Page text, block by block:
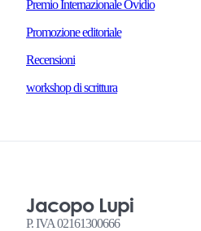
Premio Internazionale Ovidio
Promozione editoriale
Recensioni
workshop di scrittura
Jacopo Lupi
P. IVA 02161300666